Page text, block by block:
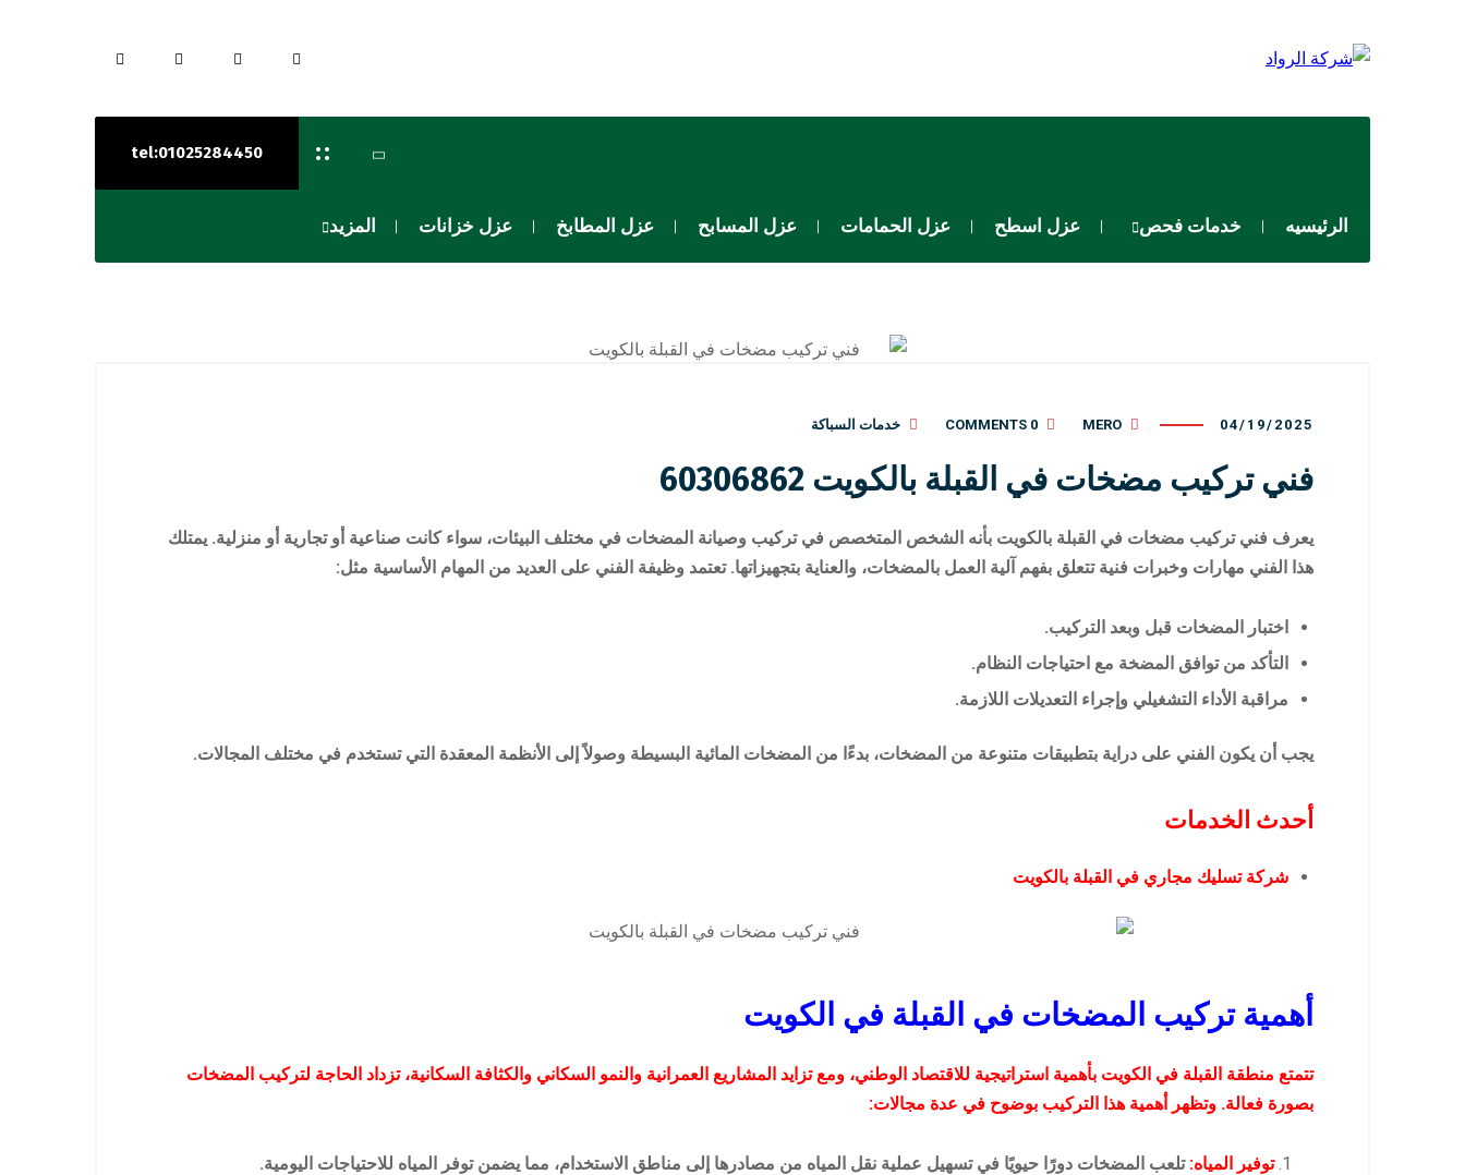
tel:01025284450
الرئيسيه خدمات فحص عزل اسطح عزل الحمامات عزل المسابح عزل المطابخ عزل خزانات المزيد
04/19/2025
MERO
0 COMMENTS خدمات السباكة
فني تركيب مضخات في القبلة بالكويت 60306862
يعرف فني تركيب مضخات في القبلة بالكويت بأنه الشخص المتخصص في تركيب وصيانة المضخات في مختلف البيئات، سواء كانت صناعية أو تجارية أو منزلية. يمتلك
هذا الفني مهارات وخبرات فنية تتعلق بفهم آلية العمل بالمضخات، والعناية بتجهيزاتها. تعتمد وظيفة الفني على العديد من المهام الأساسية مثل:
اختبار المضخات قبل وبعد التركيب.
التأكد من توافق المضخة مع احتياجات النظام.
مراقبة الأداء التشغيلي وإجراء التعديلات اللازمة.
يجب أن يكون الفني على دراية بتطبيقات متنوعة من المضخات، بدءًا من المضخات المائية البسيطة وصولاً إلى الأنظمة المعقدة التي تستخدم في مختلف المجالات.
أحدث الخدمات
شركة تسليك مجاري في القبلة بالكويت
أهمية تركيب المضخات في القبلة في الكويت
تتمتع منطقة القبلة في الكويت بأهمية استراتيجية للاقتصاد الوطني، ومع تزايد المشاريع العمرانية والنمو السكاني والكثافة السكانية، تزداد الحاجة لتركيب المضخات
بصورة فعالة. وتظهر أهمية هذا التركيب بوضوح في عدة مجالات:
توفير المياه:تلعب المضخات دورًا حيويًا في تسهيل عملية نقل المياه من مصادرها إلى مناطق الاستخدام، مما يضمن توفر المياه للاحتياجات اليومية.